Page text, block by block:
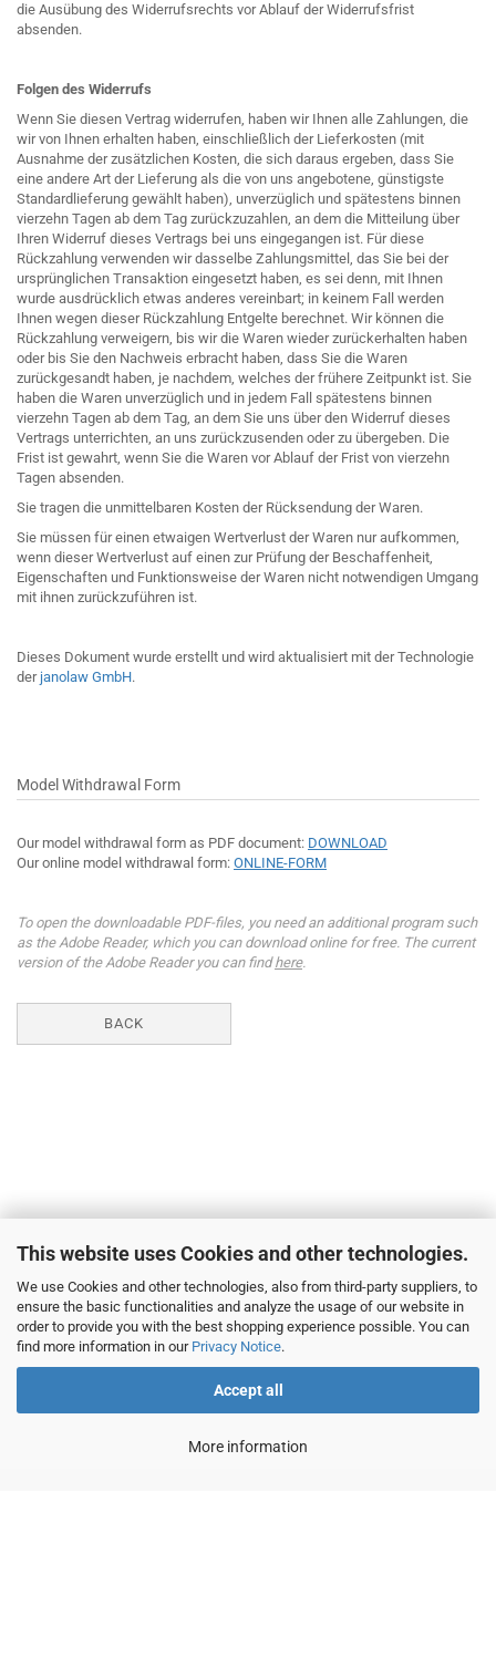
This website uses Cookies and other technologies.
We use Cookies and other technologies, also from third-party suppliers, to
ensure the basic functionalities and analyze the usage of our website in
order to provide you with the best shopping experience possible. You can
find more information in our Privacy Notice.
Accept all
More information
die Ausübung des Widerrufsrechts vor Ablauf der Widerrufsfrist
absenden.
Folgen des Widerrufs
Wenn Sie diesen Vertrag widerrufen, haben wir Ihnen alle Zahlungen, die
wir von Ihnen erhalten haben, einschließlich der Lieferkosten (mit
Ausnahme der zusätzlichen Kosten, die sich daraus ergeben, dass Sie
eine andere Art der Lieferung als die von uns angebotene, günstigste
Standardlieferung gewählt haben), unverzüglich und spätestens binnen
vierzehn Tagen ab dem Tag zurückzuzahlen, an dem die Mitteilung über
Ihren Widerruf dieses Vertrags bei uns eingegangen ist. Für diese
Rückzahlung verwenden wir dasselbe Zahlungsmittel, das Sie bei der
ursprünglichen Transaktion eingesetzt haben, es sei denn, mit Ihnen
wurde ausdrücklich etwas anderes vereinbart; in keinem Fall werden
Ihnen wegen dieser Rückzahlung Entgelte berechnet. Wir können die
Rückzahlung verweigern, bis wir die Waren wieder zurückerhalten haben
oder bis Sie den Nachweis erbracht haben, dass Sie die Waren
zurückgesandt haben, je nachdem, welches der frühere Zeitpunkt ist. Sie
haben die Waren unverzüglich und in jedem Fall spätestens binnen
vierzehn Tagen ab dem Tag, an dem Sie uns über den Widerruf dieses
Vertrags unterrichten, an uns zurückzusenden oder zu übergeben. Die
Frist ist gewahrt, wenn Sie die Waren vor Ablauf der Frist von vierzehn
Tagen absenden.
Sie tragen die unmittelbaren Kosten der Rücksendung der Waren.
Sie müssen für einen etwaigen Wertverlust der Waren nur aufkommen,
wenn dieser Wertverlust auf einen zur Prüfung der Beschaffenheit,
Eigenschaften und Funktionsweise der Waren nicht notwendigen Umgang
mit ihnen zurückzuführen ist.
Dieses Dokument wurde erstellt und wird aktualisiert mit der Technologie
der janolaw GmbH.
Model Withdrawal Form
Our model withdrawal form as PDF document: DOWNLOAD
Our online model withdrawal form: ONLINE-FORM
To open the downloadable PDF-files, you need an additional program such
as the Adobe Reader, which you can download online for free. The current
version of the Adobe Reader you can findhere.
BACK